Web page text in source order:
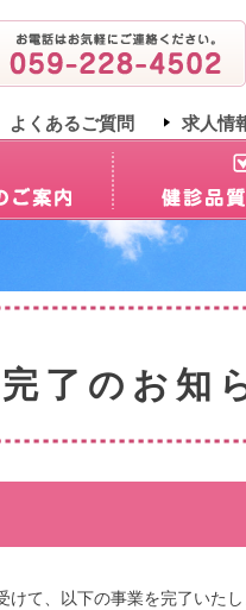
よくあるご質問 求人情
了のお知
て、以下の事業を完了いた